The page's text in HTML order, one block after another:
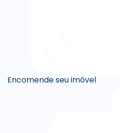
Encomende seu imóvel